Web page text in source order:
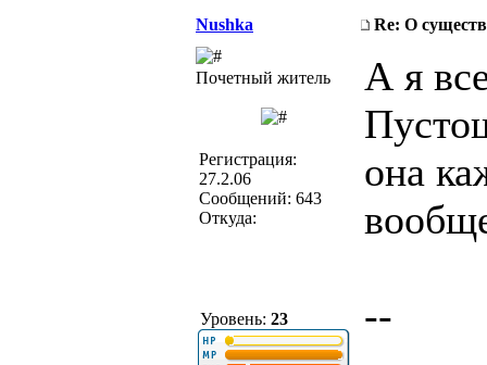
Nushka Re: О
Почетный житель
Регистрация:
27.2.06
Сообщений: 643
Откуда:
Уровень: 23
А я
она
--